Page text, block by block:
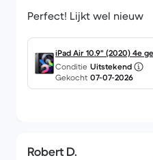
Perfect! Lijkt wel nieuw
iPad Air 10.9" (2020) 4e
cegrijs
Conditie Uitstekend
Gekocht 07-07-2026
Robert D.